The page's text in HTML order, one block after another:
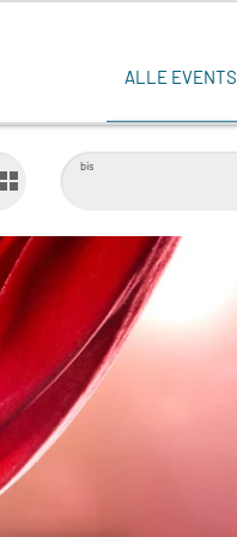
ALLE EVENTS
bis